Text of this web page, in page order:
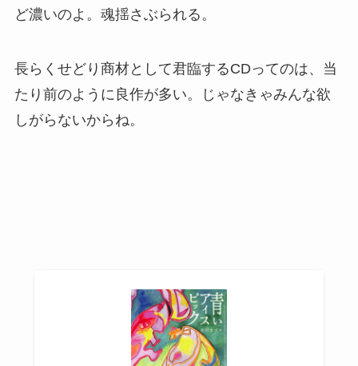
ど濃いのよ。魂揺さぶられる。
長らくせどり商材として君臨するCDってのは、当
たり前のように良作が多い。じゃなきゃみんな欲
しがらないからね。